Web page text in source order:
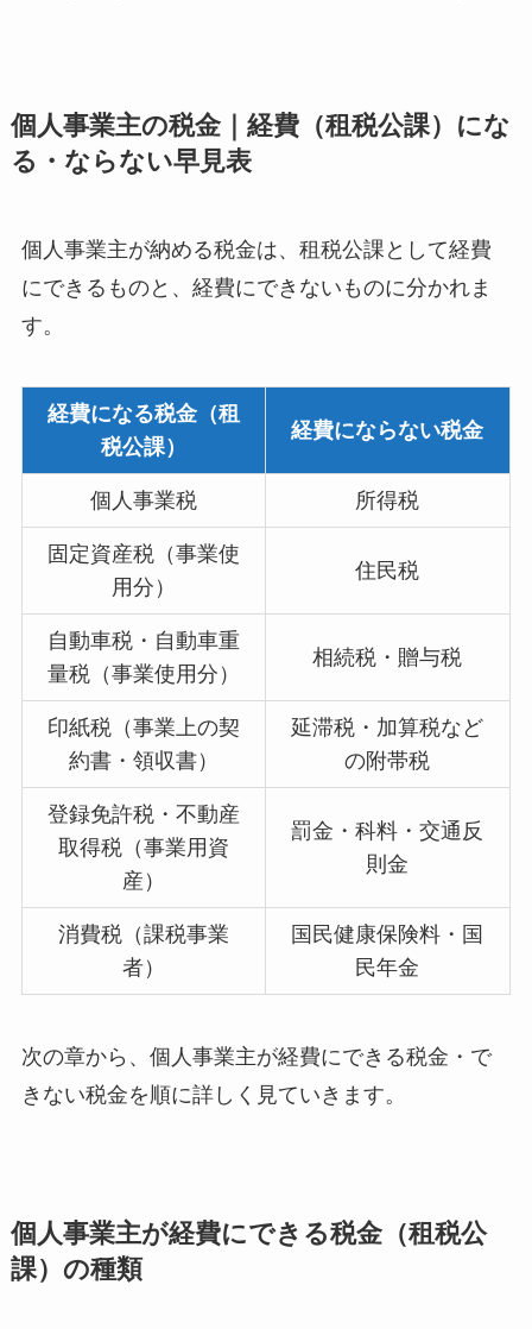
個人事業主の税金｜経費（租税公課）にな
る・ならない早見表
個人事業主が納める税金は、租税公課として経費
にできるものと、経費にできないものに分かれま
す。
経費になる税金（租
税公課）
経費にならない税金
個人事業税 所得税
固定資産税（事業使
用分）
住民税
自動車税・自動車重
量税（事業使用分）
相続税・贈与税
印紙税（事業上の契
約書・領収書）
延滞税・加算税など
の附帯税
登録免許税・不動産
取得税（事業用資
産）
罰金・科料・交通反
則金
消費税（課税事業
者）
国民健康保険料・国
民年金
次の章から、個人事業主が経費にできる税金・で
きない税金を順に詳しく見ていきます。
個人事業主が経費にできる税金（租税公
課）の種類